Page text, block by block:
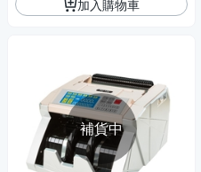
加入購物車
補貨中